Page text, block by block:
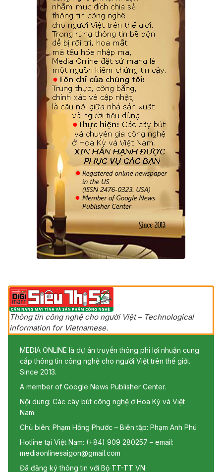
Thông tin công nghệ cho người Việt – Technological
information for Vietnamese.
MEDIA ONLINE là dự án truyền thông phi lợi nhuận cung
cấp thông tin công nghệ cho người Việt trên thế giới.
Since 2013.
A member of Google News Publisher Center.
Nội dung: Các cây bút công nghệ ở Hoa Kỳ và Việt
Nam.
Chủ biên: Phạm Hồng Phước – Biên tập: Phạm Anh Phú
Hotline tại Việt Nam: (+84) 909 280257 – email:
mediaonlinesaigon@gmail.com
Đã đăng ký thông tin với Bộ TT-TT VN.